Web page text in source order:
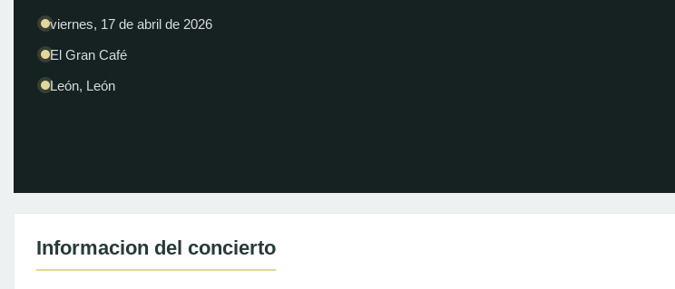
viernes, 17 de abril de 2026
El Gran Café
León, León
Informacion del concierto